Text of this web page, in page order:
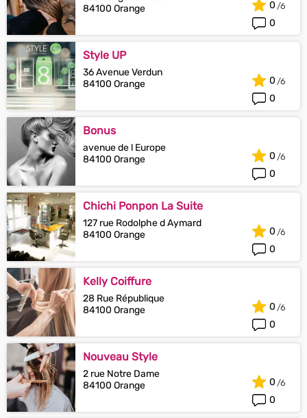
84100 Orange
0
0
Style UP
36 Avenue Verdun
84100 Orange
0
0
Bonus
avenue de l Europe
84100 Orange
0
0
Chichi Ponpon La Suite
127 rue Rodolphe d Aymard
84100 Orange
0
0
Kelly Coiffure
28 Rue République
84100 Orange
0
0
Nouveau Style
2 rue Notre Dame
84100 Orange
0
0